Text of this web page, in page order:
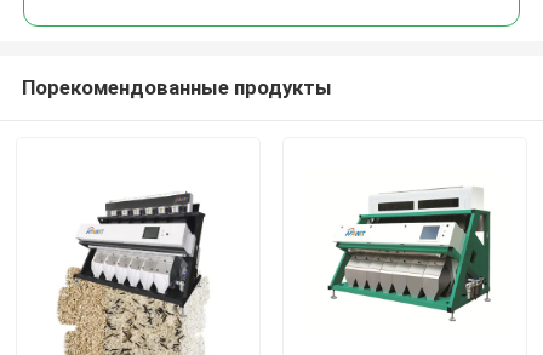
Порекомендованные продукты